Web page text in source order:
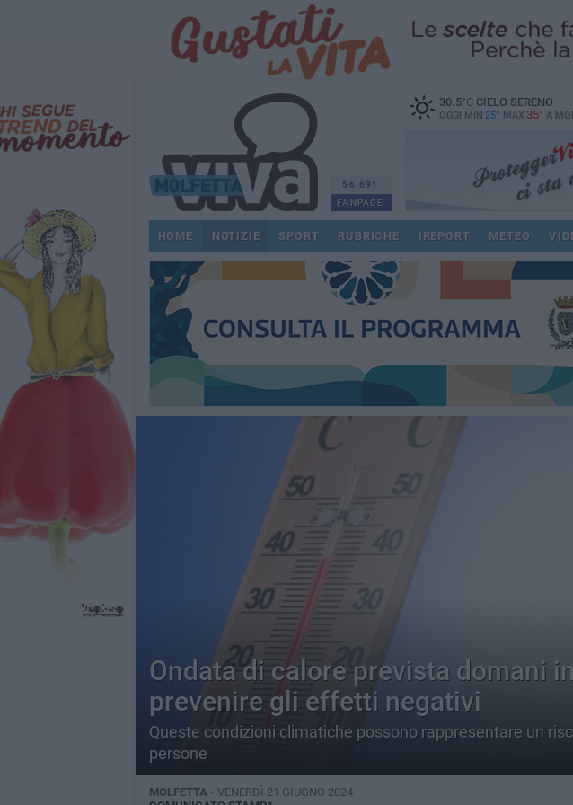
56.691
FANPAGE
30.5°CCIELO SERENO
OGGI MIN 25° MAX 35° A
HOME NOTIZIE SPORT RUBRICHE IREPORT METEO
Ondata di calore prevista domani
prevenire gli effetti negativi
Queste condizioni climatiche possono rappresentare un
persone
MOLFETTA - VENERDÌ 21 GIUGNO 2024